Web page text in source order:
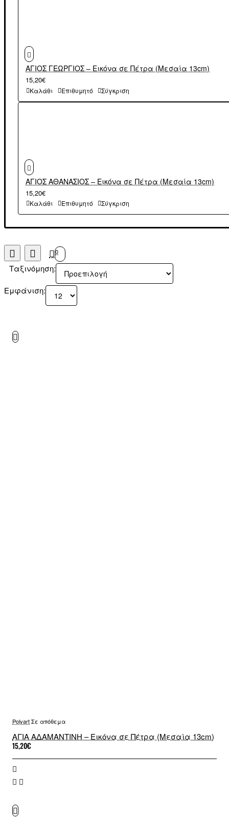
ΑΓΙΟΣ ΓΕΩΡΓΙΟΣ – Εικόνα σε Πέτρα (Μεσαία 13cm)
15,20€
Καλάθι Επιθυμητό Σύγκριση
ΑΓΙΟΣ ΑΘΑΝΑΣΙΟΣ – Εικόνα σε Πέτρα (Μεσαία 13cm)
15,20€
Καλάθι Επιθυμητό Σύγκριση
0
Ταξινόμηση:
Εμφάνιση:
PolyartΣε απόθεμα
ΑΓΙΑ ΑΔΑΜΑΝΤΙΝΗ – Εικόνα σε Πέτρα (Μεσαία 13cm)
15,20€